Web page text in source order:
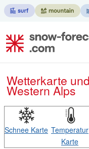
Wetterkarte und Schneebedingungen für
Western Alps
Schnee Karte Temperatur
Karte